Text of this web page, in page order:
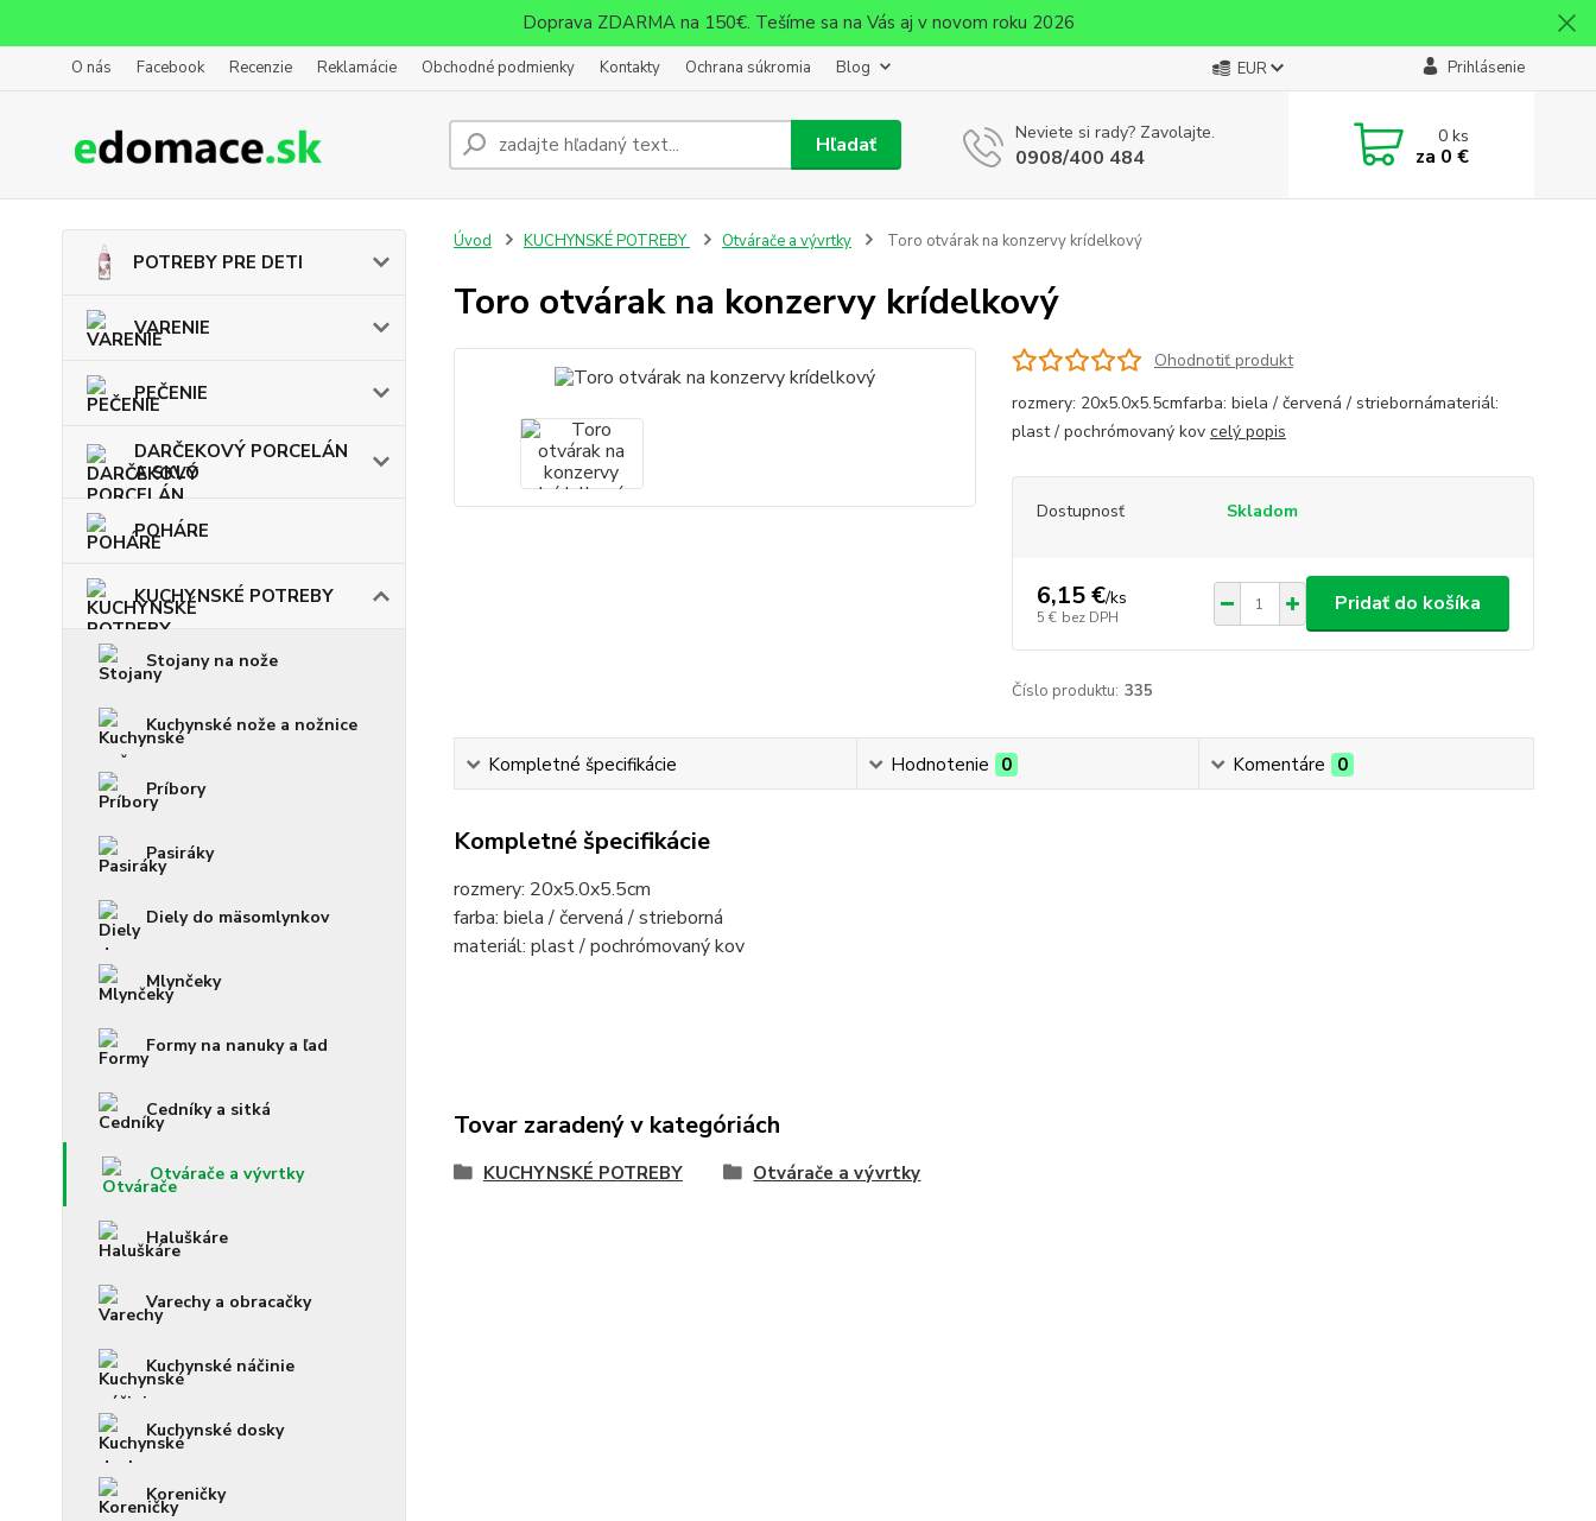
Doprava ZDARMA na 150€. Tešíme sa na Vás aj v novom roku 2026
O nás Facebook Recenzie Reklamácie Obchodné podmienky Kontakty Ochrana súkromia Blog EUR Prihlásenie
Hľadať Neviete si rady? Zavolajte.
0908/400 484
0ks
za 0 €
POTREBY PRE DETI
VARENIE
PEČENIE
DARČEKOVÝ PORCELÁN
A SKLO
POHÁRE
KUCHYNSKÉ POTREBY
Stojany na nože
Kuchynské nože a nožnice
Príbory
Pasiráky
Diely do mäsomlynkov
Mlynčeky
Formy na nanuky a ľad
Cedníky a sitká
Otvárače a vývrtky
Haluškáre
Varechy a obracačky
Kuchynské náčinie
Kuchynské dosky
Koreničky
Úvod KUCHYNSKÉ POTREBY Otvárače a vývrtky Toro otvárak na konzervy krídelkový
Toro otvárak na konzervy krídelkový
Ohodnotiť produkt
rozmery: 20x5.0x5.5cmfarba: biela / červená / striebornámateriál:
plast / pochrómovaný kov celý popis
Dostupnosť Skladom
6,15 €/ks
5 € bez DPH
Pridať do košíka
Číslo produktu: 335
Kompletné špecifikácie Hodnotenie 0 Komentáre 0
Kompletné špecifikácie
rozmery: 20x5.0x5.5cm
farba: biela / červená / strieborná
materiál: plast / pochrómovaný kov
Tovar zaradený v kategóriách
KUCHYNSKÉ POTREBY Otvárače a vývrtky